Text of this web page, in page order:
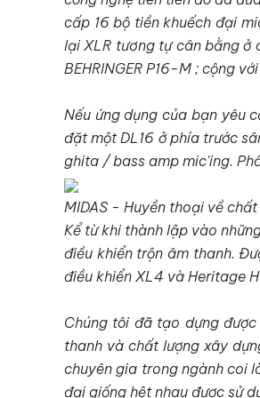
cấp 16 bộ tiền khuếch đại
lại XLR tương tự cân bằng ở
BEHRINGER P16-M ; cộng
Nếu ứng dụng của bạn yêu
đặt một DL16 ở phía trước
ghita / bass amp mic'ing.
MIDAS - Huyền thoại về
Kể từ khi thành lập vào
điều khiển trộn âm thanh.
điều khiển XL4 và Heritage
Chúng tôi đã tạo dựng
thanh và chất lượng xây
chuyên gia trong ngành coi
đại giống hệt nhau được sử